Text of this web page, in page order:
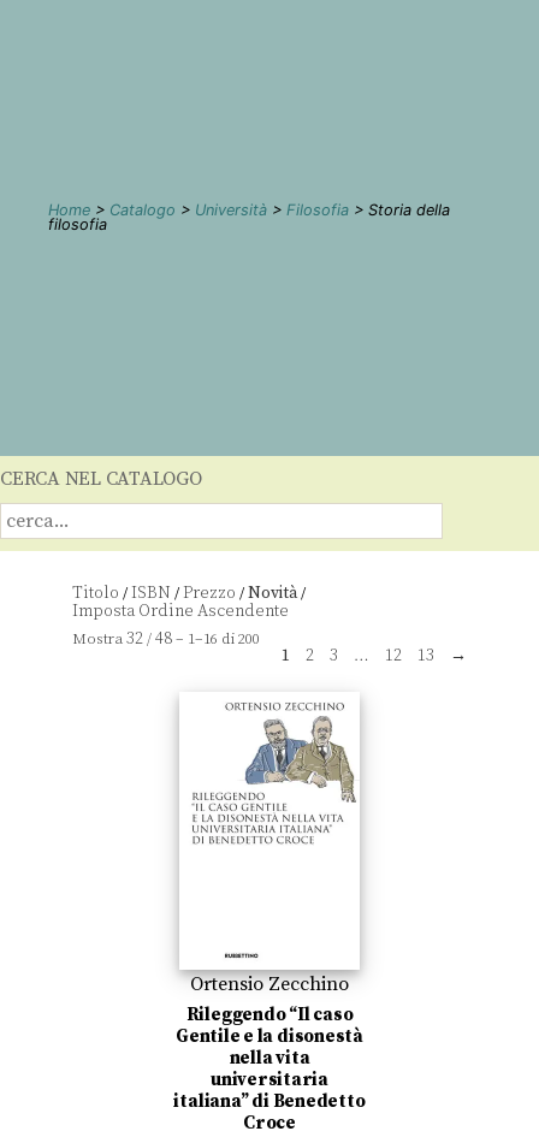
Home > Catalogo > Università > Filosofia > Storia della
filosofia
CERCA NEL CATALOGO
Titolo /ISBN /Prezzo /Novità/
Mostra32/48– 1–16 di 200
1 2 3 … 12 13 →
Ortensio Zecchino
Rileggendo “Il caso
Gentile e la disonestà
nella vita
universitaria
italiana” di Benedetto
Croce